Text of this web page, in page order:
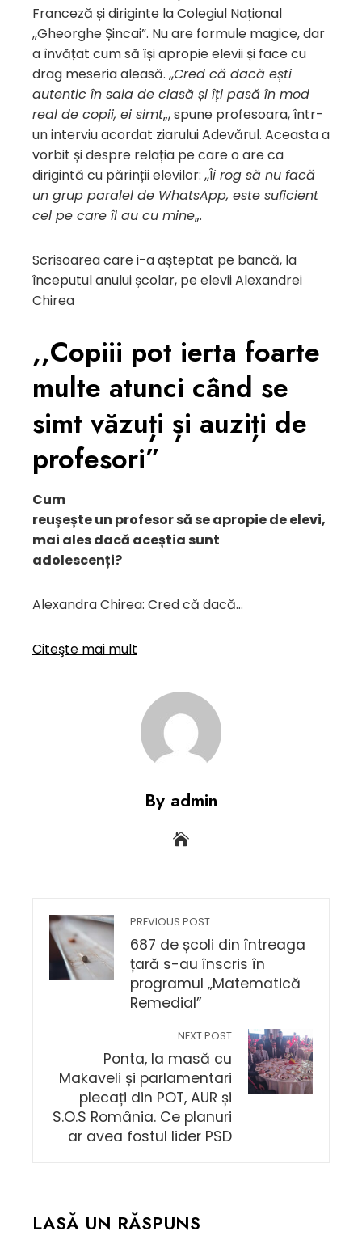
Franceză și diriginte la Colegiul Național
,,Gheorghe Șincai”. Nu are formule magice, dar
a învățat cum să își apropie elevii și face cu
drag meseria aleasă. ,,Cred că dacă ești
autentic în sala de clasă și îți pasă în mod
real de copii, ei simt„, spune profesoara, într-
un interviu acordat ziarului Adevărul. Aceasta a
vorbit și despre relația pe care o are ca
dirigintă cu părinții elevilor: ,,Îi rog să nu facă
un grup paralel de WhatsApp, este suficient
cel pe care îl au cu mine„.
Scrisoarea care i-a așteptat pe bancă, la
începutul anului școlar, pe elevii Alexandrei
Chirea
,,Copiii pot ierta foarte
multe atunci când se
simt văzuți și auziți de
profesori”
Cum
reușește un profesor să se apropie de elevi,
mai ales dacă aceștia sunt
adolescenți?
Alexandra Chirea: Cred că dacă…
Citeşte mai mult
By admin
PREVIOUS POST
687 de școli din întreaga
țară s-au înscris în
programul „Matematică
Remedial”
NEXT POST
Ponta, la masă cu
Makaveli și parlamentari
plecați din POT, AUR și
S.O.S România. Ce planuri
ar avea fostul lider PSD
LASĂ UN RĂSPUNS